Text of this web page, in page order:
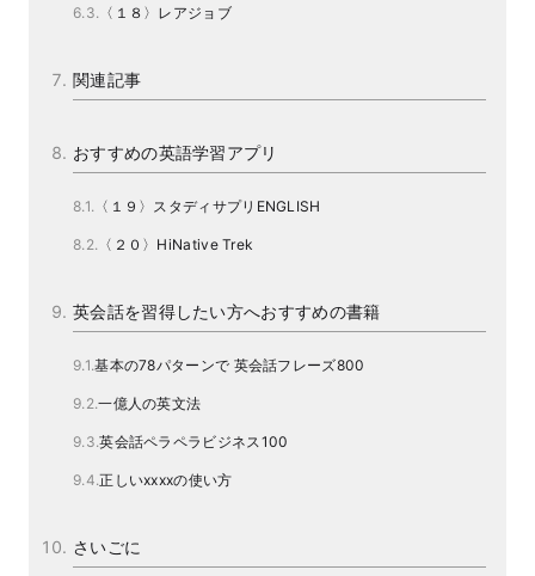
〈１８〉レアジョブ
関連記事
おすすめの英語学習アプリ
〈１９〉スタディサプリENGLISH
〈２０〉HiNative Trek
英会話を習得したい方へおすすめの書籍
基本の78パターンで 英会話フレーズ800
一億人の英文法
英会話ペラペラビジネス100
正しいxxxxの使い方
さいごに